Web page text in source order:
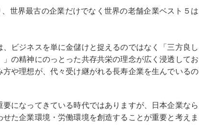
世界最古の企業だけでなく世界の老舗企業ベスト５は
ビジネスを単に金儲けと捉えるのではなく「三方良し
の精神にのっとった共存共栄の理念が広く浸透してお
や理想が、代々受け継がれる長寿企業を生んでいるの
になってきている時代ではありますが、日本企業なら
た企業環境・労働環境を創造することが重要と考えま